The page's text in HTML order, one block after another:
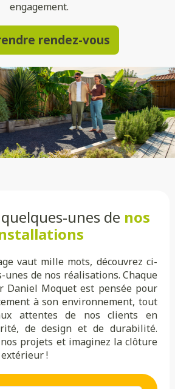
engagement.
rendez-vous
unes de nos
vaut mille mots, découvrez ci-
unes de nos réalisations. Chaque
Daniel Moquet est pensée pour
à son environnement, tout
attentes de nos clients en
de design et de durabilité.
projets et imaginez la clôture
!